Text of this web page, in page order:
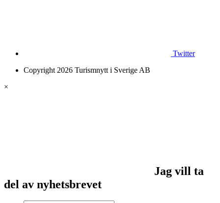
Twitter
Copyright 2026 Turismnytt i Sverige AB
×
Jag vill ta
del av nyhetsbrevet